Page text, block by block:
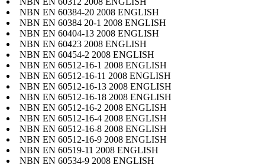
NBN EN 60384-20 2008 ENGLISH
NBN EN 60384 20-1 2008 ENGLISH
NBN EN 60404-13 2008 ENGLISH
NBN EN 60423 2008 ENGLISH
NBN EN 60454-2 2008 ENGLISH
NBN EN 60512-16-1 2008 ENGLISH
NBN EN 60512-16-11 2008 ENGLISH
NBN EN 60512-16-13 2008 ENGLISH
NBN EN 60512-16-18 2008 ENGLISH
NBN EN 60512-16-2 2008 ENGLISH
NBN EN 60512-16-4 2008 ENGLISH
NBN EN 60512-16-8 2008 ENGLISH
NBN EN 60512-16-9 2008 ENGLISH
NBN EN 60519-11 2008 ENGLISH
NBN EN 60534-9 2008 ENGLISH